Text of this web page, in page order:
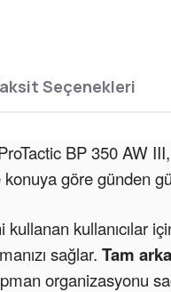
Seçenekleri
BP 350 AW
göre günden
kullanıcılar
sağlar. Tam
organizasyonu